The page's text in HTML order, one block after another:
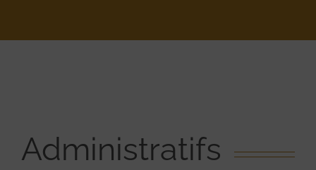
Administratifs